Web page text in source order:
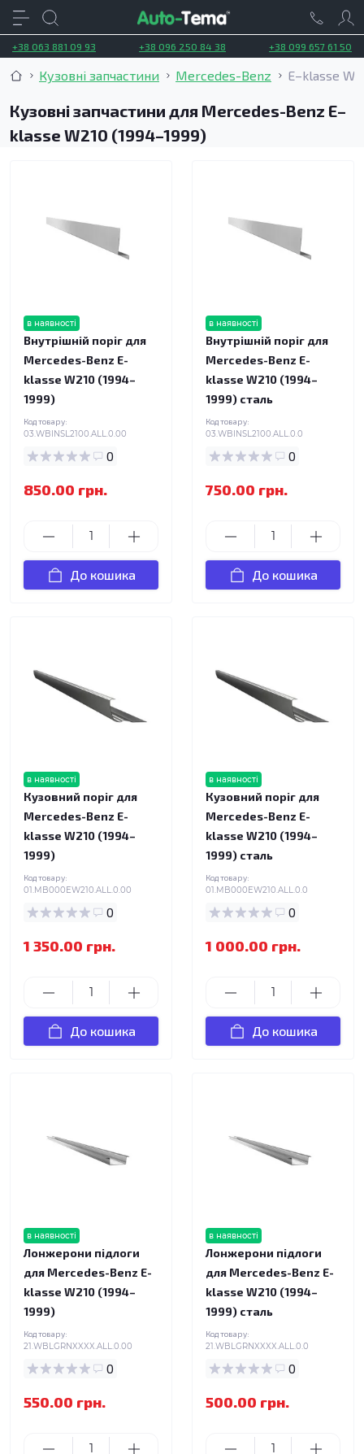
+38 063 881 09 93 +38 096 250 84 38 +38 099 657 61 50
Кузовні запчастини Mercedes-Benz E–klasse
Кузовні запчастини для Mercedes-Benz E–
klasse W210 (1994–1999)
в наявності
Внутрішній поріг для
Mercedes-Benz E-
klasse W210 (1994–
1999)
Код товару:
03.WBINSL2100.ALL.0.00
0
850.00 грн.
До кошика
в наявності
Внутрішній поріг для
Mercedes-Benz E-
klasse W210 (1994–
1999) сталь
Код товару:
03.WBINSL2100.ALL.0.0
0
750.00 грн.
До кошика
в наявності
Кузовний поріг для
Mercedes-Benz E-
klasse W210 (1994–
1999)
Код товару:
01.MB000EW210.ALL.0.00
0
1 350.00 грн.
До кошика
в наявності
Кузовний поріг для
Mercedes-Benz E-
klasse W210 (1994–
1999) сталь
Код товару:
01.MB000EW210.ALL.0.0
0
1 000.00 грн.
До кошика
в наявності
Лонжерони підлоги
для Mercedes-Benz E-
klasse W210 (1994–
1999)
Код товару:
21.WBLGRNXXXX.ALL.0.00
0
550.00 грн.
в наявності
Лонжерони підлоги
для Mercedes-Benz E-
klasse W210 (1994–
1999) сталь
Код товару:
21.WBLGRNXXXX.ALL.0.0
0
500.00 грн.